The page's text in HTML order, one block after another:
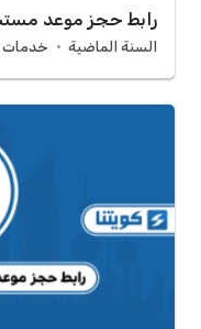
رابط حجز موعد
السنة الماضية